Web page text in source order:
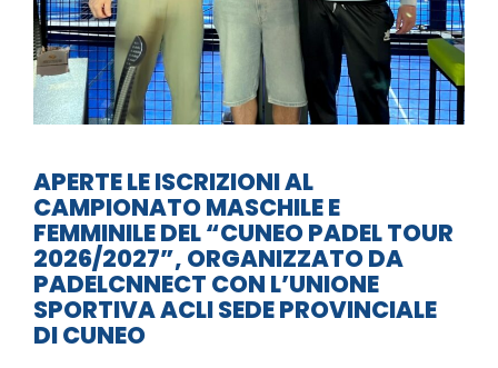
APERTE LE ISCRIZIONI AL
CAMPIONATO MASCHILE E
FEMMINILE DEL “CUNEO PADEL TOUR
2026/2027”, ORGANIZZATO DA
PADELCNNECT CON L’UNIONE
SPORTIVA ACLI SEDE PROVINCIALE
DI CUNEO